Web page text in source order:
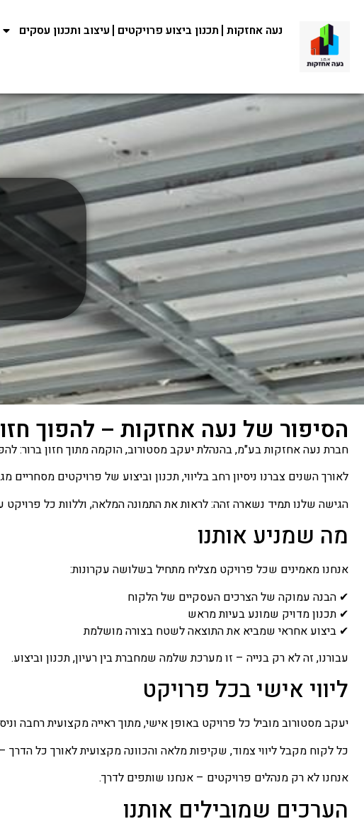
נעה אחזקות תכנון ביצוע פרויקטים עיצוב ותכנון עסקים
הסיפור של נעה אחזקות – להפוך
חברת נעה אחזקות בע"מ, בהנהלת יעקב מסטורוב, הוקמה מתוך חזון ברור:
לאורך השנים צברנו ניסיון רחב בליווי, תכנון וביצוע של פרויקטים
הגישה שלנו תמיד נשארה זהה: לראות את התמונה המלאה, וללוות כל
מה שמניע אותנו
אנחנו מאמינים שכל פרויקט מצליח מתחיל בשלושה עקרונות:
✔ הבנה עמוקה של הצרכים העסקיים של הלקוח
✔ תכנון מדויק שמונע בעיות מראש
✔ ביצוע אחראי שמביא את התוצאה לשטח בצורה מושלמת
עבורנו, זה לא רק בנייה – זו מערכת שלמה שמחברת בין רעיון, תכנון וביצוע.
ליווי אישי בכל פרויקט
יעקב מסטורוב מוביל כל פרויקט באופן אישי, מתוך ראייה מקצועית רחבה
כל לקוח מקבל ליווי צמוד, שקיפות מלאה והכוונה מקצועית לאורך כל הדרך
אנחנו לא רק מנהלים פרויקטים – אנחנו שותפים לדרך.
הערכים שמובילים אותנו